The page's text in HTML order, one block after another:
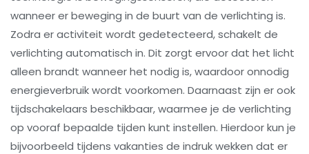
wanneer er beweging in de buurt van de verlichting is.
Zodra er activiteit wordt gedetecteerd, schakelt de
verlichting automatisch in. Dit zorgt ervoor dat het licht
alleen brandt wanneer het nodig is, waardoor onnodig
energieverbruik wordt voorkomen. Daarnaast zijn er ook
tijdschakelaars beschikbaar, waarmee je de verlichting
op vooraf bepaalde tijden kunt instellen. Hierdoor kun je
bijvoorbeeld tijdens vakanties de indruk wekken dat er